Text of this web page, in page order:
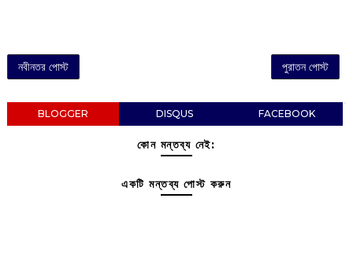
নবীনতর পোস্ট পুরাতন পোস্ট
BLOGGER DISQUS FACEBOOK
কোন মন্তব্য নেই:
একটি মন্তব্য পোস্ট করুন